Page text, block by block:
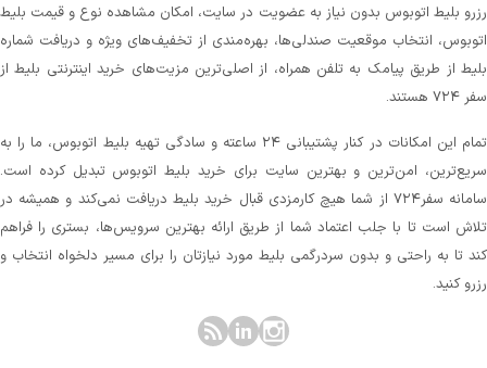
رزرو بلیط اتوبوس بدون نیاز به عضویت در سایت، امکان مشاهده نوع و قیمت بلیط
اتوبوس، انتخاب موقعیت صندلی‌ها، بهره‌مندی از تخفیف‌های ویژه و دریافت شماره‌
بلیط از طریق پیامک به تلفن همراه، از اصلی‌ترین مزیت‌های خرید اینترنتی بلیط از
سفر ۷۲۴ هستند.
تمام این امکانات در کنار پشتیبانی‌ ۲۴ ساعته و سادگی تهیه بلیط اتوبوس، ما را به
سریع‌ترین، امن‌ترین و بهترین سایت برای خرید بلیط اتوبوس تبدیل کرده است.
سامانه سفر۷۲۴ از شما هیچ کارمزدی قبال خرید بلیط دریافت نمی‌کند و همیشه در
تلاش است تا با جلب اعتماد شما از طریق ارائه بهترین سرویس‌ها، بستری را فراهم
کند تا به راحتی و بدون سردرگمی بلیط مورد نیازتان را برای مسیر دلخواه انتخاب و
رزرو کنید.